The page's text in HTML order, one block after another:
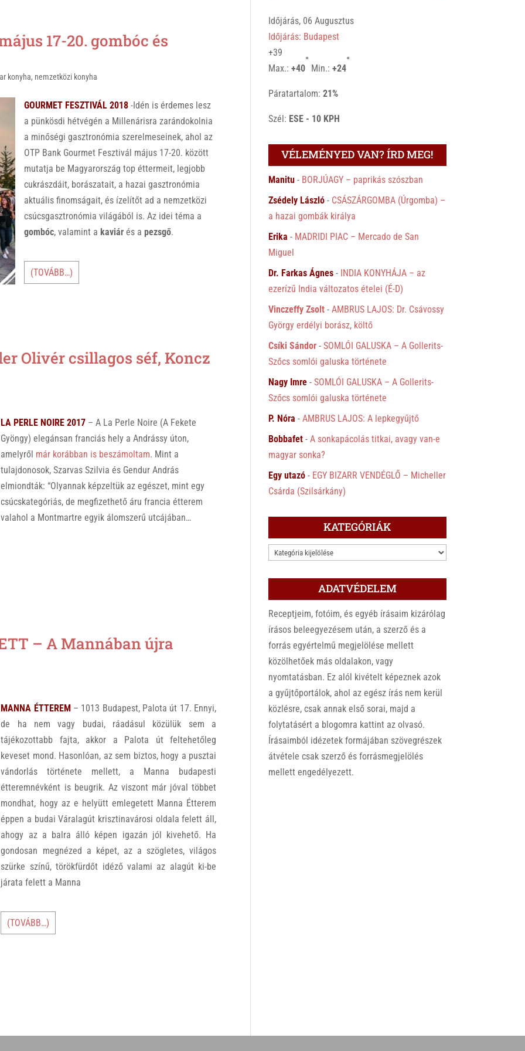
17-20. gombóc és
konyha, nemzetközi konyha
GOURMET FESZTIVÁL 2018 -Idén is érdemes lesz
a pünkösdi hétvégén a Millenárisra zarándokolnia
a minőségi gasztronómia szerelmeseinek, ahol az
OTP Bank Gourmet Fesztivál május 17-20. között
mutatja be Magyarország top éttermeit, legjobb
cukrászdáit, borászatait, a hazai gasztronómia
aktuális finomságait, és ízelítőt ad a nemzetközi
csúcsgasztronómia világából is. Az idei téma a
gombóc, valamint akaviár és apezsgő.
(TOVÁBB…)
Olivér csillagos séf, Koncz
LA PERLE NOIRE 2017 – A La Perle Noire (A Fekete
Gyöngy) elegánsan franciás hely a Andrássy úton,
amelyről már korábban is beszámoltam. Mint a
tulajdonosok, Szarvas Szilvia és Gendur András
elmiondták: “Olyannak képzeltük az egészet, mint egy
csúcskategóriás, de megfizethető áru francia étterem
valahol a Montmartre egyik álomszerű utcájában…
– A Mannában újra
MANNA ÉTTEREM– 1013 Budapest, Palota út 17. Ennyi,
de ha nem vagy budai, ráadásul közülük sem a
tájékozottabb fajta, akkor a Palota út feltehetőleg
keveset mond. Hasonlóan, az sem biztos, hogy a pusztai
vándorlás története mellett, a Manna budapesti
étteremnévként is beugrik. Az viszont már jóval többet
mondhat, hogy az e helyütt emlegetett Manna Étterem
éppen a budai Váralagút krisztinavárosi oldala felett áll,
ahogy az a balra álló képen igazán jól kivehető. Ha
gondosan megnézed a képet, az a szögletes, világos
szürke színű, törökfürdőt idéző valami az alagút ki-be
járata felett a Manna
(TOVÁBB…)
Időjárás, 06 Augusztus
Időjárás: Budapest
+39
Max.:+40
°
Min.:+24
°
Páratartalom:21%
Szél: ESE - 10 KPH
VÉLEMÉNYED VAN? ÍRD MEG!
Manitu - BORJÚAGY – paprikás szószban
Zsédely László - CSÁSZÁRGOMBA (Úrgomba) –
a hazai gombák királya
Erika - MADRIDI PIAC – Mercado de San
Miguel
Dr. Farkas Ágnes - INDIA KONYHÁJA – az
ezerízű India változatos ételei (É-D)
Vinczeffy Zsolt -AMBRUS LAJOS: Dr. Csávossy
György erdélyi borász, költő
Csíki Sándor -SOMLÓI GALUSKA – A Gollerits-
Szőcs somlói galuska története
Nagy Imre -SOMLÓI GALUSKA – A Gollerits-
Szőcs somlói galuska története
P. Nóra -AMBRUS LAJOS: A lepkegyűjtő
Bobbafet -A sonkapácolás titkai, avagy van-e
magyar sonka?
Egy utazó - EGY BIZARR VENDÉGLŐ – Micheller
Csárda (Szilsárkány)
KATEGÓRIÁK
KATEGÓRIÁK
ADATVÉDELEM
Receptjeim, fotóim, és egyéb írásaim kizárólag
írásos beleegyezésem után, a szerző és a
forrás egyértelmű megjelölése mellett
közölhetőek más oldalakon, vagy
nyomtatásban. Ez alól kivételt képeznek azok
a gyűjtőportálok, ahol az egész írás nem kerül
közlésre, csak annak első sorai, majd a
folytatásért a blogomra kattint az olvasó.
Írásaimból idézetek formájában szövegrészek
átvétele csak szerző és forrásmegjelölés
mellett engedélyezett.